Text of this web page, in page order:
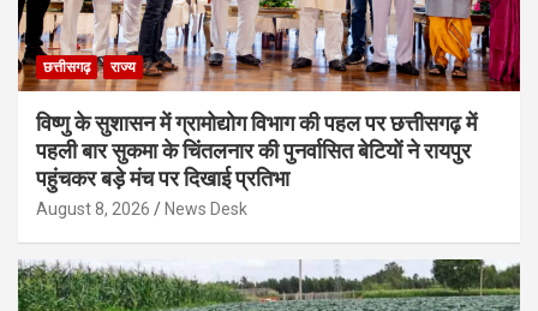
छत्तीसगढ़ राज्य
विष्णु के सुशासन में ग्रामोद्योग विभाग की पहल पर छत्तीसगढ़ में
पहली बार सुकमा के चिंतलनार की पुनर्वासित बेटियों ने रायपुर
पहुंचकर बड़े मंच पर दिखाई प्रतिभा
August 8, 2026 News Desk